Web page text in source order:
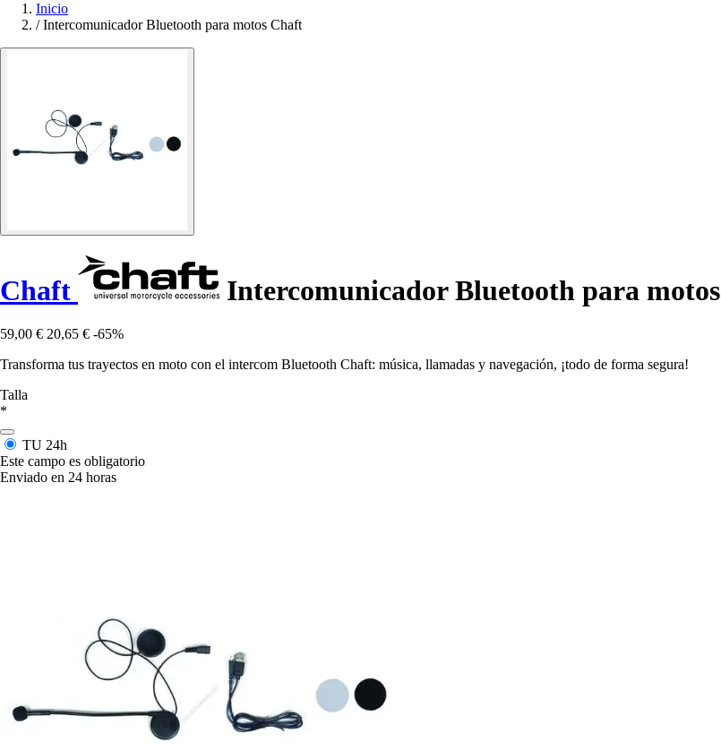
Inicio
/ Intercomunicador Bluetooth para motos Chaft
Chaft Intercomunicador Bluetooth para motos
59,00 € 20,65 € -65%
Transforma tus trayectos en moto con el intercom Bluetooth Chaft: música, llamadas y navegación, ¡todo de forma segura!
Talla
*
TU 24h
Este campo es obligatorio
Enviado en 24 horas